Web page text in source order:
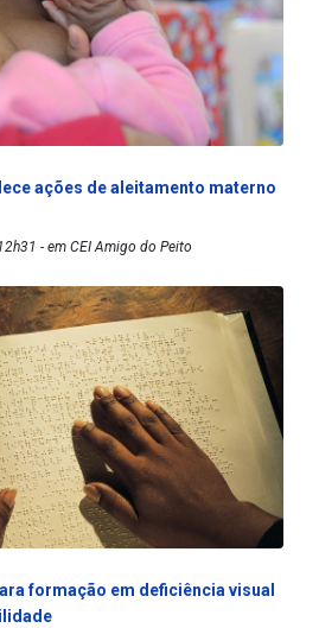
ações de aleitamento materno
- em CEI Amigo do Peito
formação em deficiência visual